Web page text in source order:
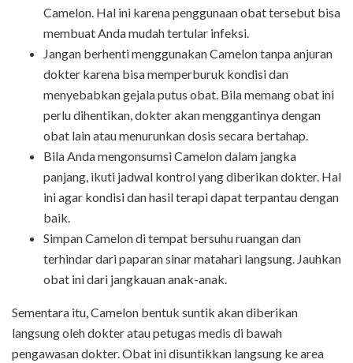
Camelon . Hal ini karena penggunaan obat tersebut bisa
membuat Anda mudah tertular infeksi.
Jangan berhenti menggunakanCamelontanpa anjuran
dokter karena bisa memperburuk kondisi dan
menyebabkan gejala putus obat. Bila memang obat ini
perlu dihentikan, dokter akan menggantinya dengan
obat lain atau menurunkan dosis secara bertahap.
Bila Anda mengonsumsiCamelondalam jangka
panjang, ikuti jadwal kontrol yang diberikan dokter. Hal
ini agar kondisi dan hasil terapi dapat terpantau dengan
baik.
SimpanCamelondi tempat bersuhu ruangan dan
terhindar dari paparan sinar matahari langsung. Jauhkan
obat ini dari jangkauan anak-anak.
Sementara itu, Camelon bentuk suntik akan diberikan
langsung oleh dokter atau petugas medis di bawah
pengawasan dokter. Obat ini disuntikkan langsung ke area